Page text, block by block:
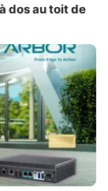
dos au toit de